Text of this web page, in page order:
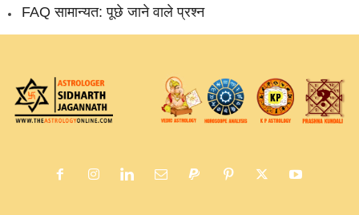
FAQ सामान्‍यत: पूछे जाने वाले प्रश्‍न